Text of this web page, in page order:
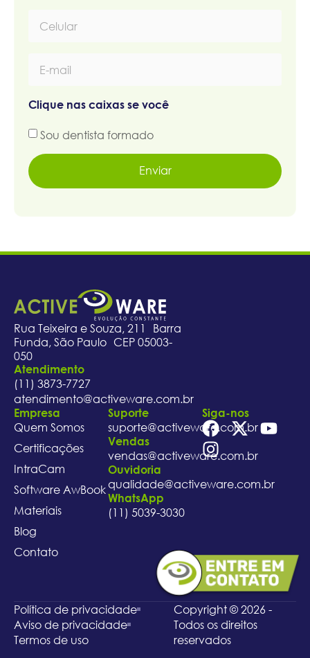
Clique nas caixas se você
Sou dentista formado
Enviar
Rua Teixeira e Souza, 211 Barra
Funda, São Paulo CEP 05003-
050
Atendimento
(11) 3873-7727
atendimento@activeware.com.br
Empresa
Quem Somos
Certificações
IntraCam
Software AwBook
Materiais
Blog
Contato
Suporte
suporte@activeware.com.br
Vendas
vendas@activeware.com.br
Ouvidoria
qualidade@activeware.com.br
WhatsApp
(11) 5039-3030
Siga-nos
Política de privacidade
Aviso de privacidade
Termos de uso
Copyright © 2026 -
Todos os direitos
reservados